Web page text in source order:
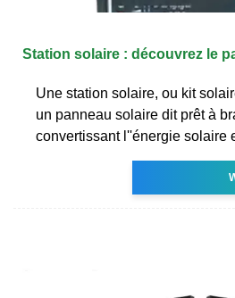
Station solaire : découvrez le
Une station solaire, ou kit
un panneau solaire dit prêt à
convertissant l''énergie solaire